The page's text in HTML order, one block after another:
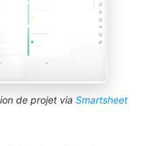
de projet via Smartsheet